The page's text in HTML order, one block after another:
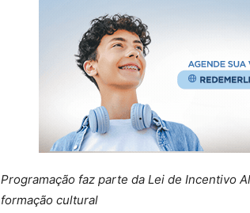
Programação faz parte da Lei de Incentivo
formação cultural